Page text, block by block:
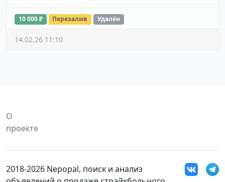
10 000 ₽ Перезалив Удалён
14.02.26 11:10
О
проекте
2018-2026 Nepopal, поиск и анализ